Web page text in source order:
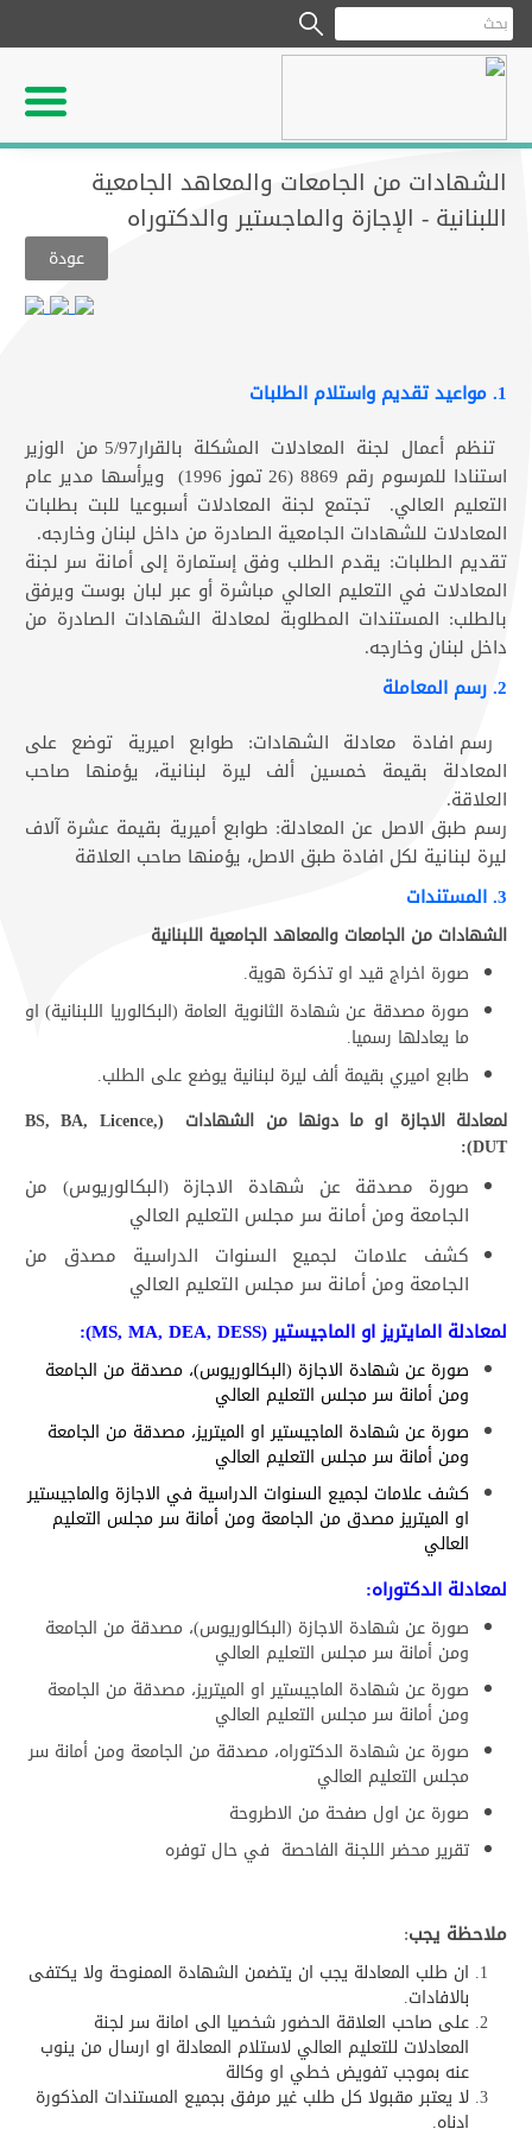
الشهادات من الجامعات والمعاهد الجامعية
اللبنانية - الإجازة والماجستير والدكتوراه
عودة
تنظم أعمال لجنة المعادلات المشكلة بالقرار5/97 من الوزير
استنادا للمرسوم رقم 8869 (26 تموز 1996) ويرأسها مدير عام
التعليم العالي. تجتمع لجنة المعادلات أسبوعيا للبت بطلبات
المعادلات للشهادات الجامعية الصادرة من داخل لبنان وخارجه.
تقديم الطلبات: يقدم الطلب وفق إستمارة إلى أمانة سر لجنة
المعادلات في التعليم العالي مباشرة أو عبر لبان بوست ويرفق
بالطلب: المستندات المطلوبة لمعادلة الشهادات الصادرة من
داخل لبنان وخارجه.
رسم افادة معادلة الشهادات: طوابع اميرية توضع على
المعادلة بقيمة خمسين ألف ليرة لبنانية، يؤمنها صاحب
العلاقة.
رسم طبق الاصل عن المعادلة: طوابع أميرية بقيمة عشرة آلاف
ليرة لبنانية لكل افادة طبق الاصل، يؤمنها صاحب العلاقة
الشهادات من الجامعات والمعاهد الجامعية اللبنانية
صورة اخراج قيد او تذكرة هوية.
صورة مصدقة عن شهادة الثانوية العامة (البكالوريا اللبنانية) او
ما يعادلها رسميا.
طابع اميري بقيمة ألف ليرة لبنانية يوضع على الطلب.
لمعادلة الاجازة او ما دونها من الشهادات (BS, BA, Licence,
DUT):
صورة مصدقةعن شهادة الاجازة (البكالوريوس) من
الجامعة ومن أمانة سر مجلس التعليم العالي
كشف علامات لجميع السنوات الدراسية مصدق من
الجامعة ومن أمانة سر مجلس التعليم العالي
لمعادلة المايتريز او الماجيستير (MS, MA, DEA, DESS):
صورة عن شهادة الاجازة (البكالوريوس)، مصدقة من الجامعة
ومن أمانة سر مجلس التعليم العالي
صورة عن شهادة الماجيستير او الميتريز، مصدقة من الجامعة
ومن أمانة سر مجلس التعليم العالي
كشف علامات لجميع السنوات الدراسية في الاجازة والماجيستير
او الميتريز مصدق من الجامعة ومن أمانة سر مجلس التعليم
العالي
لمعادلة الدكتوراه:​
صورة عن شهادة الاجازة (البكالوريوس)، مصدقة من الجامعة
ومن أمانة سر مجلس التعليم العالي
صورة عن شهادة الماجيستير او الميتريز، مصدقة من الجامعة
ومن أمانة سر مجلس التعليم العالي
صورة عن شهادة الدكتوراه، مصدقة من الجامعة ومن أمانة سر
مجلس التعليم العالي
صورة عن اول صفحة من الاطروحة
تقرير محضر اللجنة الفاحصة في حال توفره
ملاحظة يجب:
ان طلب المعادلة يجب ان يتضمن الشهادة الممنوحة ولا يكتفى
بالافادات.
على صاحب العلاقة الحضور شخصيا الى امانة سر لجنة
المعادلات للتعليم العالي لاستلام المعادلة او ارسال من ينوب
عنه بموجب تفويض خطي او وكالة
لا يعتبر مقبولا كل طلب غير مرفق بجميع المستندات المذكورة
ادناه.